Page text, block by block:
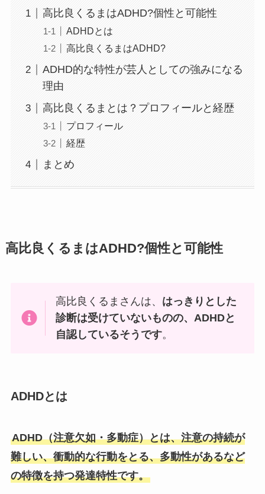
高比良くるまはADHD?個性と可能性
ADHDとは
高比良くるまはADHD?
ADHD的な特性が芸人としての強みになる
理由
高比良くるまとは？プロフィールと経歴
プロフィール
経歴
まとめ
高比良くるまはADHD?個性と可能性
高比良くるまさんは、 はっきりとした
診断は受けていないものの、ADHDと
自認しているそうです。
ADHDとは
ADHD（注意欠如・多動症）とは、注意の持続が
難しい、衝動的な行動をとる、多動性があるなど
の特徴を持つ発達特性です。